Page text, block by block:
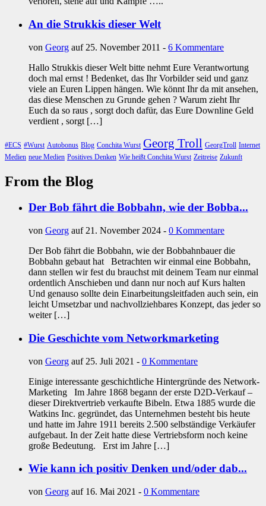
An die Strukkis dieser Welt
von Georg auf 25. November 2011 - 6 Kommentare
Hallo Strukkis dieser Welt bitte nehmt Eure Verantwortung
doch mal ernst ! Bedenket, das Ihr Vorbilder seid und ganz
viele an Euren Lippen hängen. Wie könnt Ihr da mit ansehen,
das diese Menschen zu Grunde gehen ? Warum zieht Ihr
Euch da so raus , sorgt doch dafür, das Eure Downline Geld
verdient , sorgt […]
#ECS #Wurst Autobonus Blog Conchita Wurst Georg Troll GeorgTroll Internet
Medien neue Medien Positives Denken Wie heißt Conchita Wurst Zeitreise Zukunft
From the Blog
Der Bob fährt die Bobbahn, wie der Bobba...
von Georg auf 21. November 2024 - 0 Kommentare
Der Bob fährt die Bobbahn, wie der Bobbahnbauer die
Bobbahn gebaut hat Betrachten wir einmal eine Bobbahn,
dann stellen wir fest du brauchst mit deinem Team nur einmal
ordentlich Anschieben und dann nur noch auf Kurs halten
Und genauso sollte dein Einarbeitungsleitfaden auch sein, ein
leicht Umsetzbar und nachvollziehbares Konzept, das jeder so
weiter […]
Die Geschichte vom Networkmarketing
von Georg auf 25. Juli 2021 - 0 Kommentare
Einige interessante geschichtliche Hintergründe des Network-
Marketing Im Jahre 1868 begann der erste D2D-Verkauf –
dieser Direktvertrieb verkaufte Bibeln. Etwa 1885 wurde die
Watkins Inc. gegründet, das Unternehmen besteht bis heute
und hatte im Jahre 1911 bereits 2.500 selbständige Verkäufer
aufgebaut. In der Zeit hatte diese Vertriebsform noch keine
große Bedeutung. Erst im Jahre […]
Wie kann ich positiv Denken und/oder dab...
von Georg auf 16. Mai 2021 - 0 Kommentare